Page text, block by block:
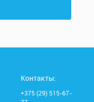
Контакты:
+375 (29) 515-67-